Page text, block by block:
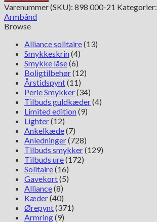
Noa
armbånd
tigerøje
19-
25cm
antal
Varenummer (SKU): 898 000-21 Kategorier:
Armbånd
Browse
Alliance solitaire(13)
Smykkeskrin(4)
Smykke låse(6)
Boligtilbehør(12)
Årstidspynt(11)
Perle Smykker(34)
Tilbuds guldkæder(4)
Limited edition(9)
Lighter(12)
Ankelkæde(7)
Anledninger(728)
Tilbuds smykker(129)
Tilbuds ure(172)
Solitaire(16)
Gavekort(5)
Alliance(8)
Kæder(40)
Ørepynt(371)
Armring(9)